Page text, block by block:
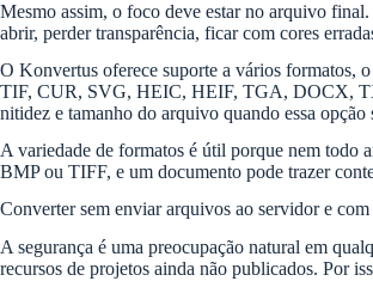
Mesmo assim, o foco deve estar no arquivo
abrir, perder transparência, ficar com cores
O Konvertus oferece suporte a vários formatos,
TIF, CUR, SVG, HEIC, HEIF, TGA, DOCX,
nitidez e tamanho do arquivo quando essa
A variedade de formatos é útil porque nem todo
BMP ou TIFF, e um documento pode trazer
Converter sem enviar arquivos ao servidor e
A segurança é uma preocupação natural em
recursos de projetos ainda não publicados. Por